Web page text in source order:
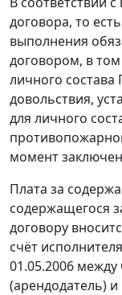
договора, то
выполнения
договором, в
личного
довольствия,
для личного
момент
Плата за
содержащегося
договору
счёт
01.05.2006
(арендодатель)